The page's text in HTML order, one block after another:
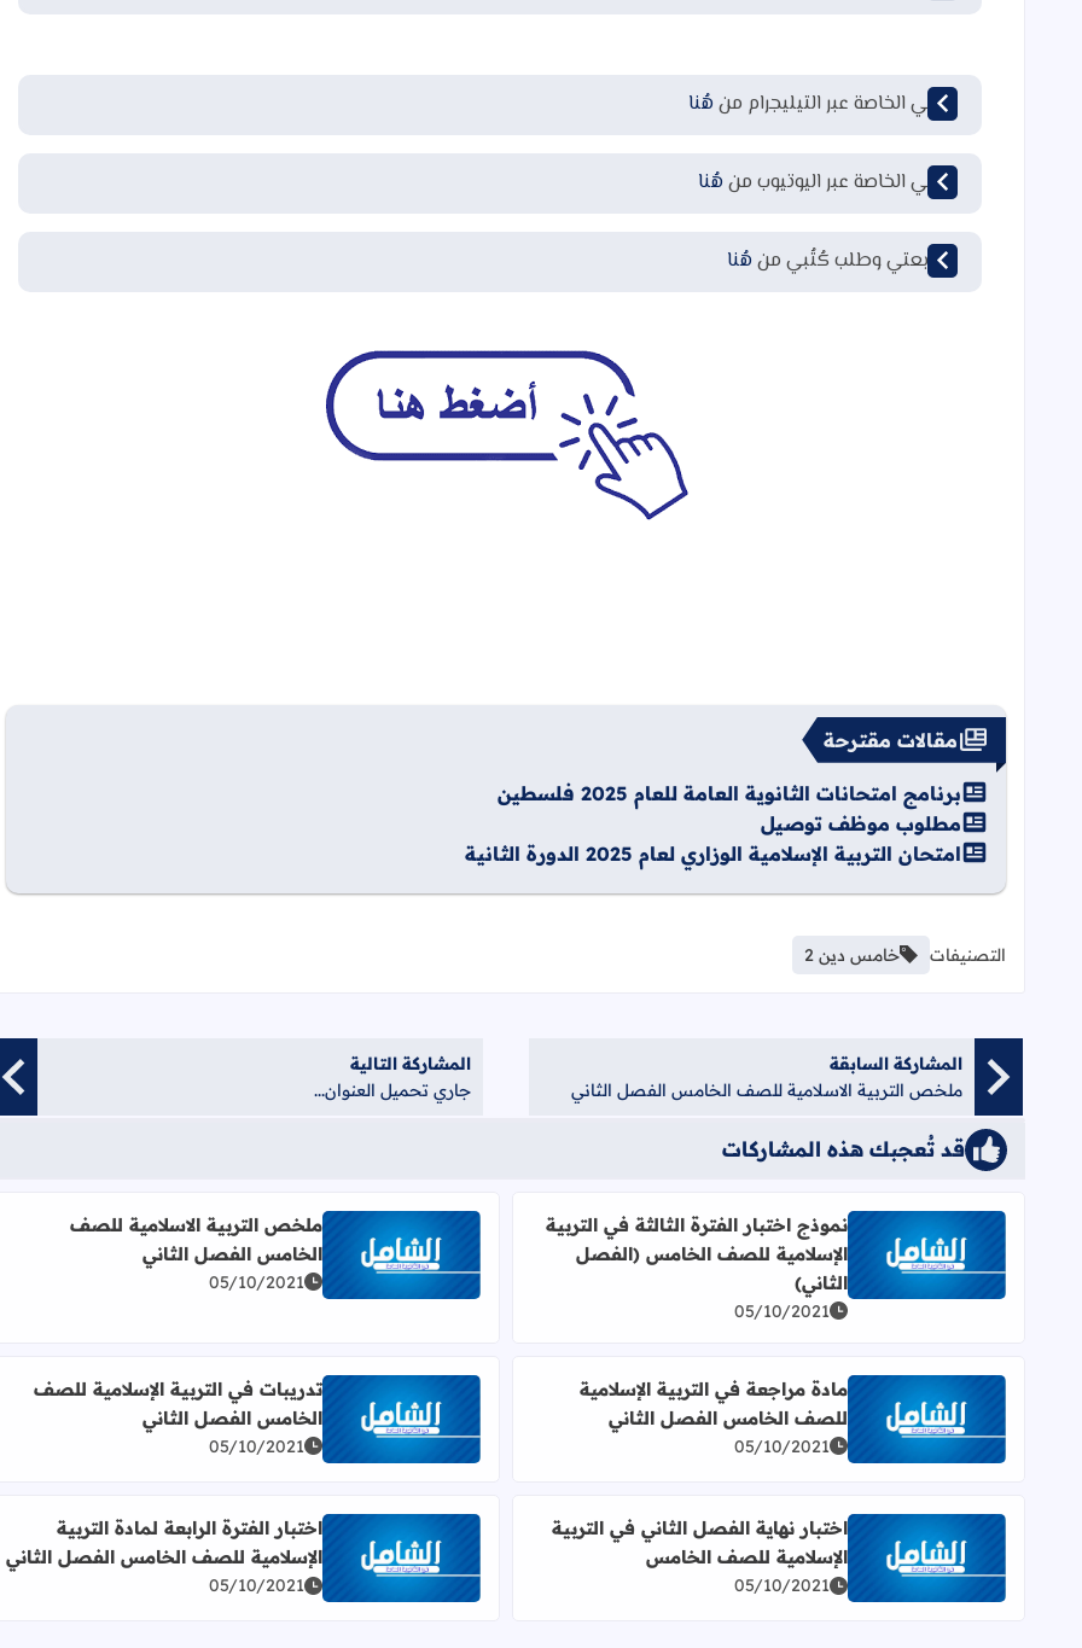
قناتي الخاصة عبر التيليجرام من هُنا
قناتي الخاصة عبر اليوتيوب من هُنا
لمتابعتي وطلب كُتُبي من هُنا
مقالات مقترحة
برنامج امتحانات الثانوية العامة للعام 2025 فلسطين
مطلوب موظف توصيل
امتحان التربية الإسلامية الوزاري لعام 2025 الدورة الثانية
التصنيفات خامس دين 2
المشاركة السابقة
ملخص التربية الاسلامية للصف الخامس الفصل الثاني
المشاركة التالية
جاري تحميل العنوان...
قد تُعجبك هذه المشاركات
اقرأ المزيد عن نموذج اختبار الفترة الثالثة في التربية الإسلامية للصف الخامس (الفصل الثاني)
نموذج اختبار الفترة الثالثة في التربية
الإسلامية للصف الخامس (الفصل
الثاني)
05/10/2021
اقرأ المزيد عن ملخص التربية الاسلامية للصف الخامس
ملخص التربية الاسلامية للصف
الخامس الفصل الثاني
05/10/2021
اقرأ المزيد عن مادة مراجعة في التربية الإسلامية للصف الخامس الفصل الثاني
مادة مراجعة في التربية الإسلامية
للصف الخامس الفصل الثاني
05/10/2021
اقرأ المزيد عن تدريبات في التربية الإسلامية للصف
تدريبات في التربية الإسلامية للصف
الخامس الفصل الثاني
05/10/2021
اقرأ المزيد عن اختبار نهاية الفصل الثاني في التربية الإسلامية للصف الخامس
اختبار نهاية الفصل الثاني في التربية
الإسلامية للصف الخامس
05/10/2021
اقرأ المزيد عن اختبار الفترة الرابعة لمادة التربية
اختبار الفترة الرابعة لمادة التربية
الإسلامية للصف الخامس الفصل الثاني
05/10/2021